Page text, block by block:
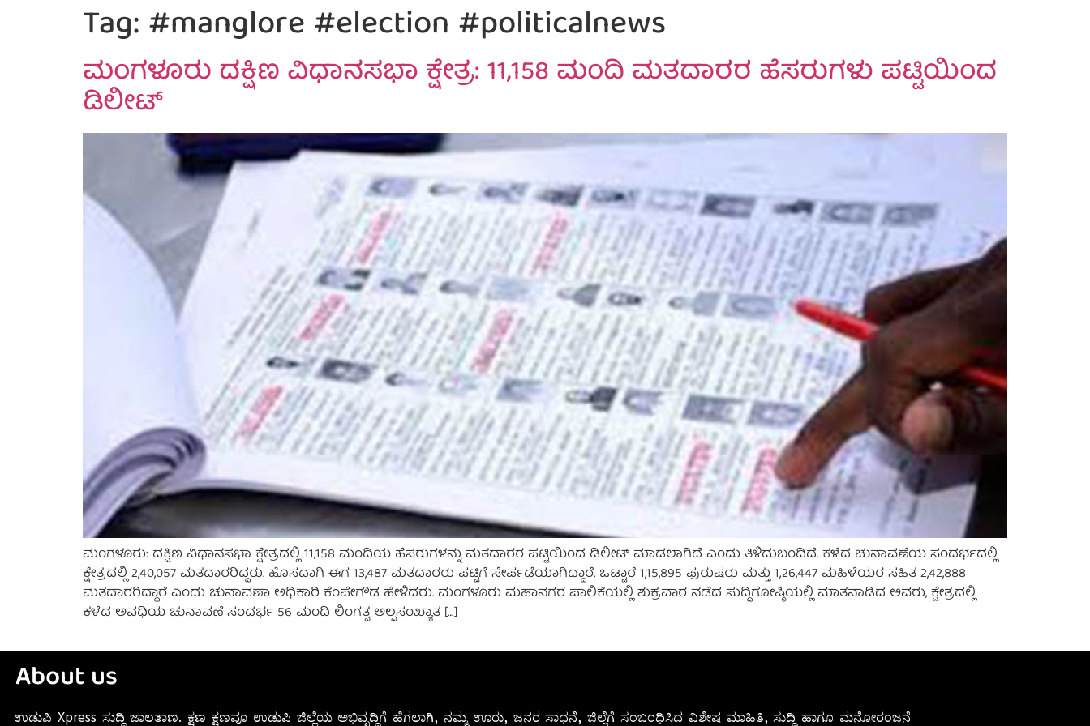
Tag:#manglore #election #politicalnews
ಮಂಗಳೂರು ದಕ್ಷಿಣ ವಿಧಾನಸಭಾ ಕ್ಷೇತ್ರ: 11,158 ಮಂದಿ ಮತದಾರರ ಹೆಸರುಗಳು ಪಟ್ಟಿಯಿಂದ
ಡಿಲೀಟ್
ಮಂಗಳೂರು: ದಕ್ಷಿಣ ವಿಧಾನಸಭಾ ಕ್ಷೇತ್ರದಲ್ಲಿ 11,158 ಮಂದಿಯ ಹೆಸರುಗಳನ್ನು ಮತದಾರರ ಪಟ್ಟಿಯಿಂದ ಡಿಲೀಟ್ ಮಾಡಲಾಗಿದೆ ಎಂದು ತಿಳಿದುಬಂದಿದೆ. ಕಳೆದ ಚುನಾವಣೆಯ ಸಂದರ್ಭದಲ್ಲಿ
ಕ್ಷೇತ್ರದಲ್ಲಿ 2,40,057 ಮತದಾರರಿದ್ದರು. ಹೊಸದಾಗಿ ಈಗ 13,487 ಮತದಾರರು ಪಟ್ಟಿಗೆ ಸೇರ್ಪಡೆಯಾಗಿದ್ದಾರೆ. ಒಟ್ಟಾರೆ 1,15,895 ಪುರುಷರು ಮತ್ತು 1,26,447 ಮಹಿಳೆಯರ ಸಹಿತ 2,42,888
ಮತದಾರರಿದ್ದಾರೆ ಎಂದು ಚುನಾವಣಾ ಅಧಿಕಾರಿ ಕೆಂಪೇಗೌಡ ಹೇಳಿದರು. ಮಂಗಳೂರು ಮಹಾನಗರ ಪಾಲಿಕೆಯಲ್ಲಿ ಶುಕ್ರವಾರ ನಡೆದ ಸುದ್ದಿಗೋಷ್ಠಿಯಲ್ಲಿ ಮಾತನಾಡಿದ ಅವರು, ಕ್ಷೇತ್ರದಲ್ಲಿ
ಕಳೆದ ಅವಧಿಯ ಚುನಾವಣೆ ಸಂದರ್ಭ 56 ಮಂದಿ ಲಿಂಗತ್ವ ಅಲ್ಪಸಂಖ್ಯಾತ […]
About us
ಉಡುಪಿ Xpress ಸುದ್ದಿ ಜಾಲತಾಣ. ಕ್ಷಣ ಕ್ಷಣವೂ ಉಡುಪಿ ಜಿಲ್ಲೆಯ ಅಭಿವೃದ್ಧಿಗೆ ಹೆಗಲಾಗಿ, ನಮ್ಮ ಊರು, ಜನರ ಸಾಧನೆ, ಜಿಲ್ಲೆಗೆ ಸಂಬಂಧಿಸಿದ ವಿಶೇಷ ಮಾಹಿತಿ, ಸುದ್ದಿ ಹಾಗೂ ಮನೋರಂಜನೆ